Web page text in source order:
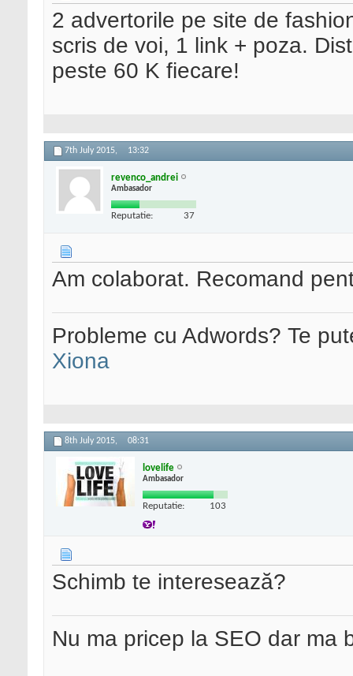
2 advertorile pe site de
scris de voi, 1 link + poza.
peste 60 K fiecare!
7th July 2015, 13:32
revenco_andrei
Ambasador
Reputatie: 37
Am colaborat. Recomand
Probleme cu Adwords? Te
Xiona
8th July 2015, 08:31
lovelife
Ambasador
Reputatie: 103
Schimb te interesează?
Nu ma pricep la SEO dar ma